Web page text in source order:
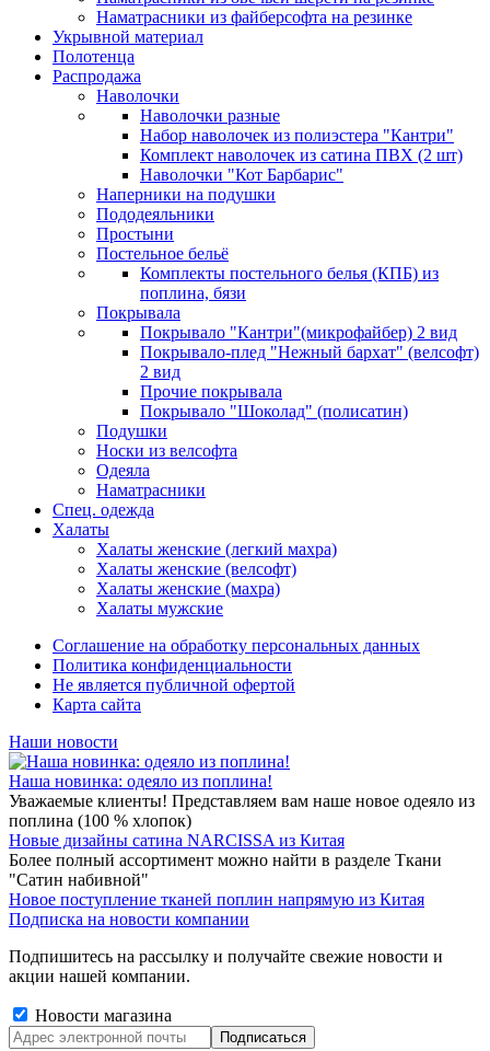
Наматрасники из файберсофта на резинке
Укрывной материал
Полотенца
Распродажа
Наволочки
Наволочки разные
Набор наволочек из полиэстера "Кантри"
Комплект наволочек из сатина ПВХ (2 шт)
Наволочки "Кот Барбарис"
Наперники на подушки
Пододеяльники
Простыни
Постельное бельё
Комплекты постельного белья (КПБ) из
поплина, бязи
Покрывала
Покрывало "Кантри"(микрофайбер) 2 вид
Покрывало-плед "Нежный бархат" (велсофт)
2 вид
Прочие покрывала
Покрывало "Шоколад" (полисатин)
Подушки
Носки из велсофта
Одеяла
Наматрасники
Спец. одежда
Халаты
Халаты женские (легкий махра)
Халаты женские (велсофт)
Халаты женские (махра)
Халаты мужские
Соглашение на обработку персональных данных
Политика конфиденциальности
Не является публичной офертой
Карта сайта
Наши новости
Наша новинка: одеяло из поплина!
Уважаемые клиенты! Представляем вам наше новое одеяло из
поплина (100 % хлопок)
Новые дизайны сатина NARCISSA из Китая
Более полный ассортимент можно найти в разделе Ткани
"Сатин набивной"
Новое поступление тканей поплин напрямую из Китая
Подписка на новости компании
Подпишитесь на рассылку и получайте свежие новости и
акции нашей компании.
Новости магазина